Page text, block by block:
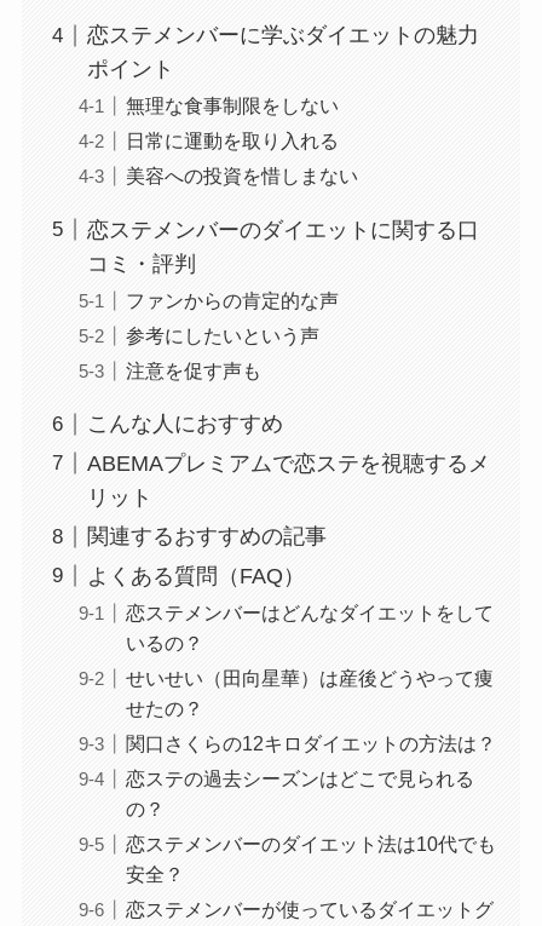
恋ステメンバーに学ぶダイエットの魅力
ポイント
無理な食事制限をしない
日常に運動を取り入れる
美容への投資を惜しまない
恋ステメンバーのダイエットに関する口
コミ・評判
ファンからの肯定的な声
参考にしたいという声
注意を促す声も
こんな人におすすめ
ABEMAプレミアムで恋ステを視聴するメ
リット
関連するおすすめの記事
よくある質問（FAQ）
恋ステメンバーはどんなダイエットをして
いるの？
せいせい（田向星華）は産後どうやって痩
せたの？
関口さくらの12キロダイエットの方法は？
恋ステの過去シーズンはどこで見られる
の？
恋ステメンバーのダイエット法は10代でも
安全？
恋ステメンバーが使っているダイエットグ